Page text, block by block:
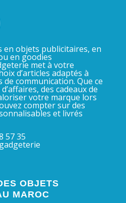
en objets publicitaires, en
en goodies
met à votre
d’articles adaptés à
communication. Que ce
des cadeaux de
votre marque lors
compter sur des
et livrés
57 35
OBJETS
MAROC